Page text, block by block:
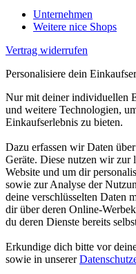
Unternehmen
Weitere nice Shops
Vertrag widerrufen
Personalisiere dein
Nur mit deiner individuellen
und weitere Technologien,
Einkaufserlebnis zu bieten.
Dazu erfassen wir Daten
Geräte. Diese nutzen wir zur
Website und um dir
sowie zur Analyse der
deine verschlüsselten Daten
dir über deren Online-
du deren Dienste bereits
Erkundige dich bitte vor
sowie in unserer